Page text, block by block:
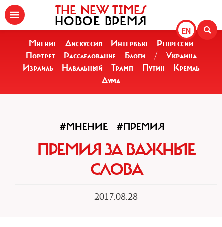
EN
THE NEW TIMES
НОВОЕ ВРЕМЯ
Мнение Дискуссия Интервью
Репрессии
Портрет
Расследование Блоги /
Украина
Израиль
Навальный Трамп Путин
Кремль
Дума
#МНЕНИЕ #ПРЕМИЯ
ПРЕМИЯ ЗА ВАЖНЫЕ
СЛОВА
2017.08.28